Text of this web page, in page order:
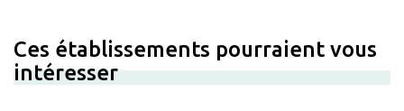
Ces établissements pourraient vous
intéresser